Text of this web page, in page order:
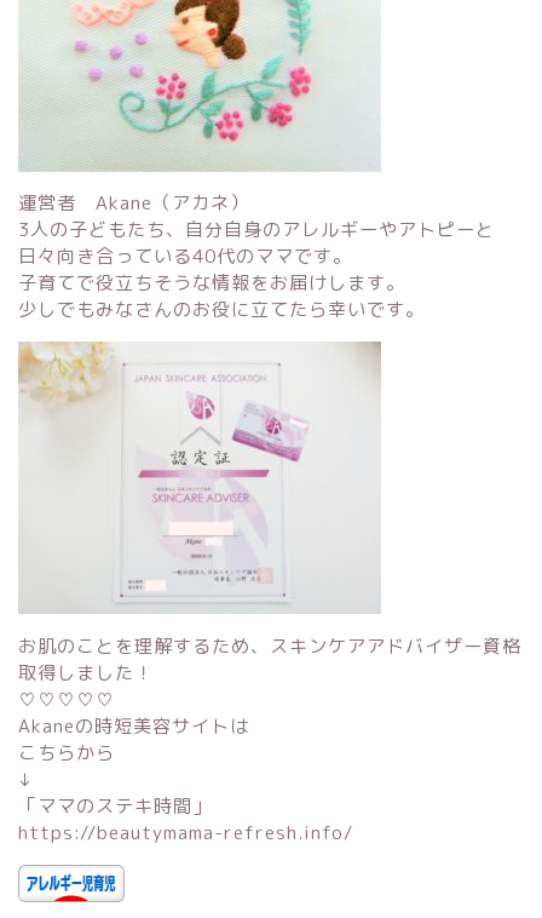
運営者 Akane（アカネ）
3人の子どもたち、自分自身のアレルギーやアトピーと
日々向き合っている40代のママです。
子育てで役立ちそうな情報をお届けします。
少しでもみなさんのお役に立てたら幸いです。
お肌のことを理解するため、スキンケアアドバイザー資格
取得しました！
♡♡♡♡♡
Akaneの時短美容サイトは
こちらから
↓
「ママのステキ時間 」
https://beautymama-refresh.info/